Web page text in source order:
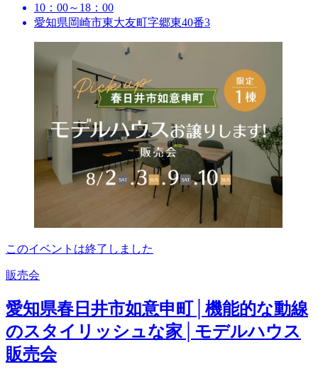
10：00～18：00
愛知県岡崎市東大友町字郷東40番3
このイベントは終了しました
販売会
愛知県春日井市如意申町│機能的な動線
のスタイリッシュな家│モデルハウス
販売会